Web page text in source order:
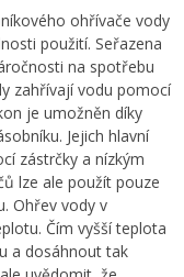
ohřívače vody
použití. Seřazena
na spotřebu
zahřívají vodu pomocí
je umožněn díky
Jejich hlavní
zástrčky a nízkým
lze ale použít pouze
Ohřev vody v
Čím vyšší teplota
a dosáhnout tak